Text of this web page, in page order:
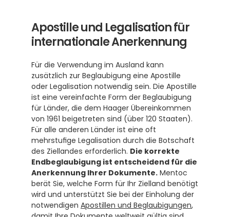
Apostille und Legalisation für
internationale Anerkennung
Für die Verwendung im Ausland kann
zusätzlich zur Beglaubigung eine Apostille
oder Legalisation notwendig sein. Die Apostille
ist eine vereinfachte Form der Beglaubigung
für Länder, die dem Haager Übereinkommen
von 1961 beigetreten sind (über 120 Staaten).
Für alle anderen Länder ist eine oft
mehrstufige Legalisation durch die Botschaft
des Ziellandes erforderlich. Die korrekte
Endbeglaubigung ist entscheidend für die
Anerkennung Ihrer Dokumente. Mentoc
berät Sie, welche Form für Ihr Zielland benötigt
wird und unterstützt Sie bei der Einholung der
notwendigen Apostillen und Beglaubigungen,